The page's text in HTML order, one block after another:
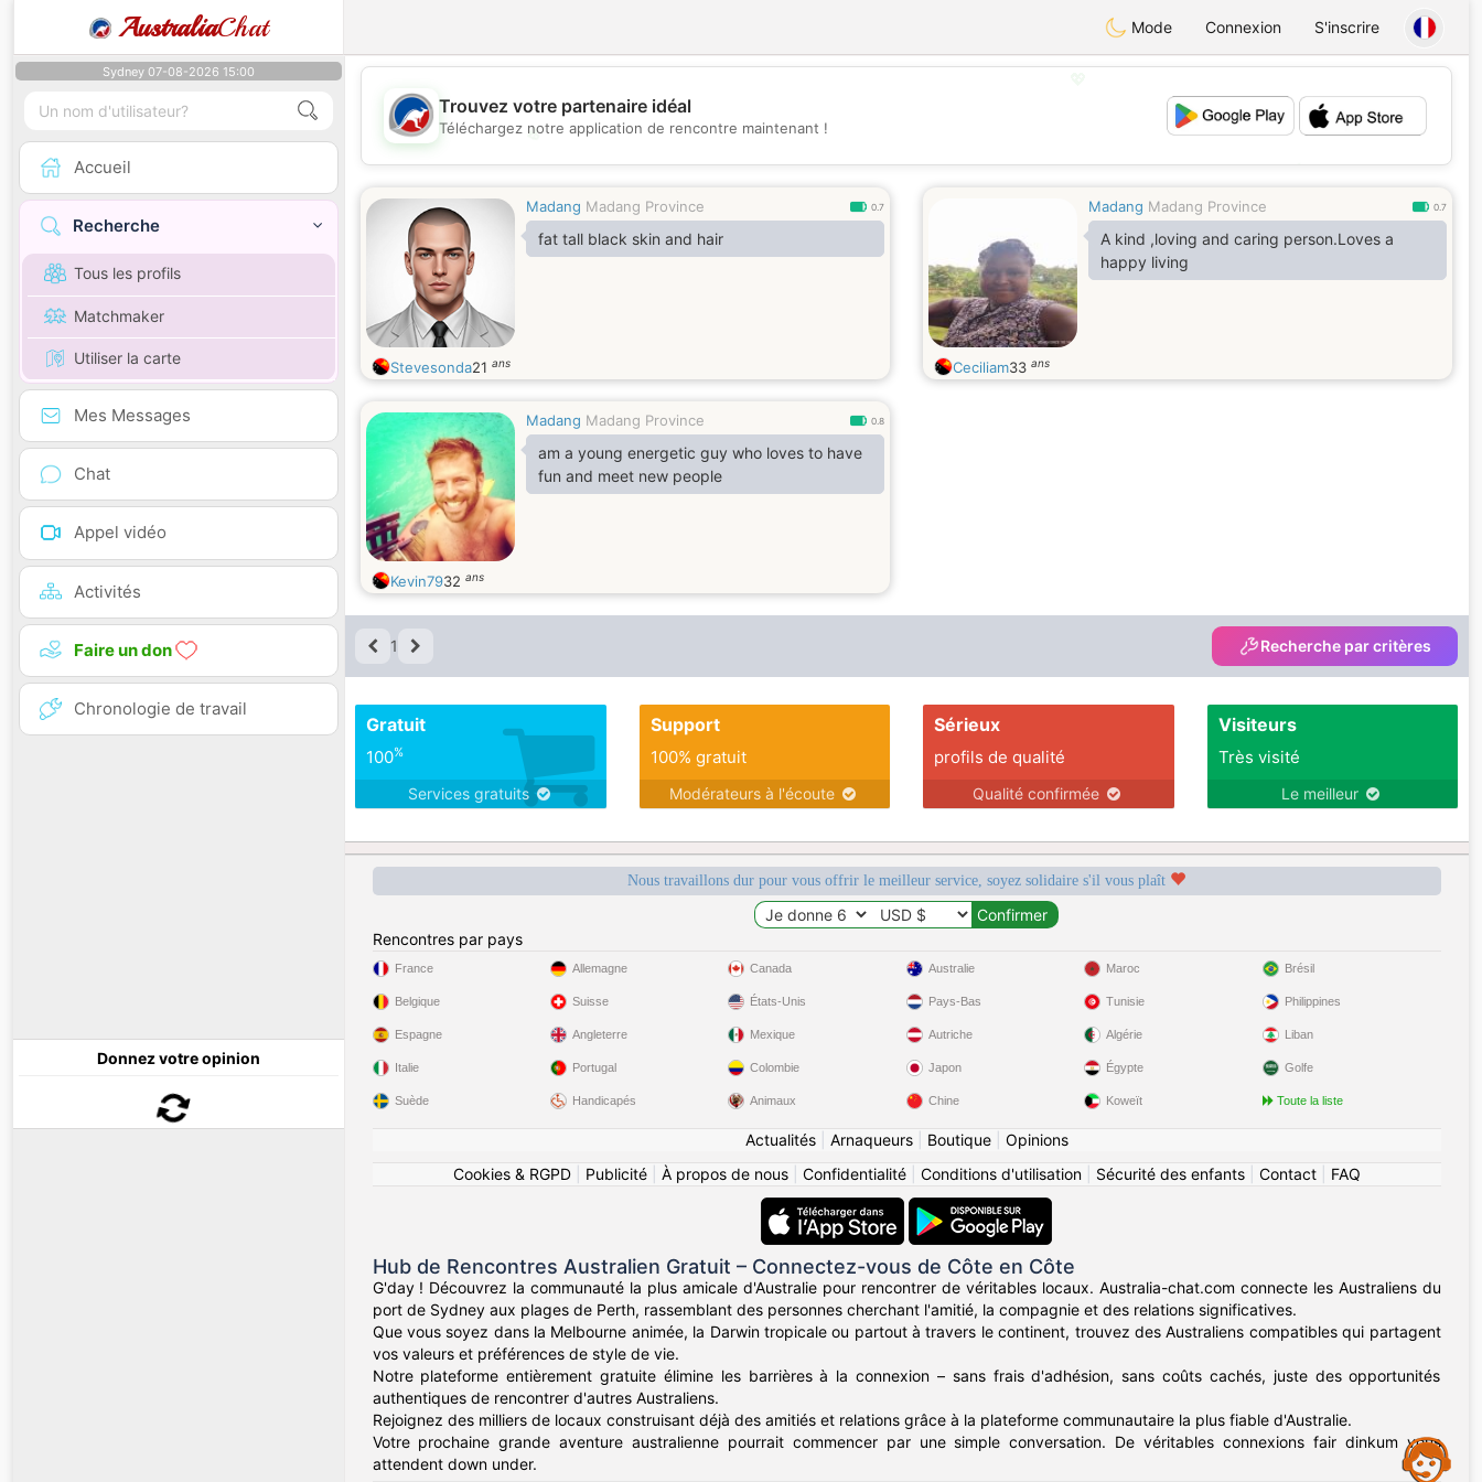
AustraliaChat Mode Connexion S'inscrire
Sydney 07-08-2026 15:00
Accueil
Recherche
Tous les profils
Matchmaker
Utiliser la carte
Mes Messages
Chat
Appel vidéo
Activités
Faire un don
Chronologie de travail
Donnez votre opinion
💖
💕
Trouvez votre partenaire idéal
Téléchargez notre application de rencontre maintenant !
Madang Madang Province 0.7
fat tall black skin and hair
Stevesonda21 ans
Madang Madang Province 0.7
A kind ,loving and caring person.Loves a
happy living
Ceciliam33 ans
Madang Madang Province 0.8
am a young energetic guy who loves to have
fun and meet new people
Kevin7932 ans
1 Recherche par critères
Gratuit
100%
Services gratuits
Support
100% gratuit
Modérateurs à l'écoute
Sérieux
profils de qualité
Qualité confirmée
Visiteurs
Très visité
Le meilleur
Nous travaillons dur pour vous offrir le meilleur service, soyez solidaire s'il vous plaît
Rencontres par pays
France
Belgique
Espagne
Italie
Suède
Allemagne
Suisse
Angleterre
Portugal
Handicapés
Canada
États-Unis
Mexique
Colombie
Animaux
Australie
Pays-Bas
Autriche
Japon
Chine
Maroc
Tunisie
Algérie
Égypte
Koweït
Brésil
Philippines
Liban
Golfe
Toute la liste
Actualités| Arnaqueurs| Boutique| Opinions
Cookies & RGPD| Publicité| À propos de nous| Confidentialité| Conditions d'utilisation| Sécurité des enfants| Contact| FAQ
Hub de Rencontres Australien Gratuit – Connectez-vous de Côte en Côte
G'day ! Découvrez la communauté la plus amicale d'Australie pour rencontrer de véritables locaux. Australia-chat.com connecte les Australiens du
port de Sydney aux plages de Perth, rassemblant des personnes cherchant l'amitié, la compagnie et des relations significatives.
Que vous soyez dans la Melbourne animée, la Darwin tropicale ou partout à travers le continent, trouvez des Australiens compatibles qui partagent
vos valeurs et préférences de style de vie.
Notre plateforme entièrement gratuite élimine les barrières à la connexion – sans frais d'adhésion, sans coûts cachés, juste des opportunités
authentiques de rencontrer d'autres Australiens.
Rejoignez des milliers de locaux construisant déjà des amitiés et relations grâce à la plateforme communautaire la plus fiable d'Australie.
Votre prochaine grande aventure australienne pourrait commencer par une simple conversation. De véritables connexions fair dinkum vous
attendent down under.
Assistance